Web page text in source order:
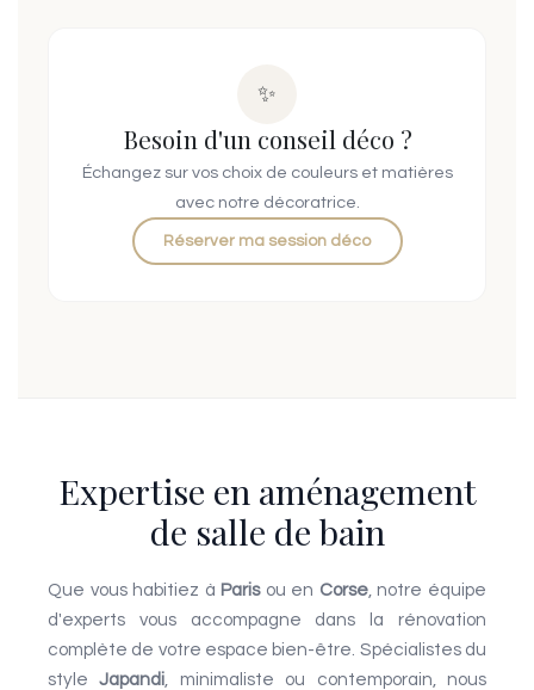
✨
Besoin d'un conseil déco ?
Échangez sur vos choix de couleurs et matières
avec notre décoratrice.
Réserver ma session déco
Expertise en aménagement
de salle de bain
Que vous habitiez à Parisou en Corse, notre équipe
d'experts vous accompagne dans la rénovation
complète de votre espace bien-être. Spécialistes du
styleJapandi, minimaliste ou contemporain, nous